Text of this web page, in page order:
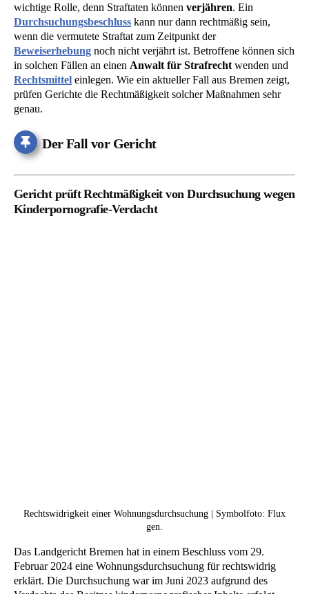
wichtige Rolle, denn Straftaten können verjähren. Ein
Durchsuchungsbeschluss kann nur dann rechtmäßig sein,
wenn die vermutete Straftat zum Zeitpunkt der
Beweiserhebung noch nicht verjährt ist. Betroffene können sich
in solchen Fällen an einen Anwalt für Strafrecht wenden und
Rechtsmittel einlegen. Wie ein aktueller Fall aus Bremen zeigt,
prüfen Gerichte die Rechtmäßigkeit solcher Maßnahmen sehr
genau.
Der Fall vor Gericht
Gericht prüft Rechtmäßigkeit von Durchsuchung wegen
Kinderpornografie-Verdacht
Rechtswidrigkeit einer Wohnungsdurchsuchung | Symbolfoto: Flux
gen.
Das Landgericht Bremen hat in einem Beschluss vom 29.
Februar 2024 eine Wohnungsdurchsuchung für rechtswidrig
erklärt. Die Durchsuchung war im Juni 2023 aufgrund des